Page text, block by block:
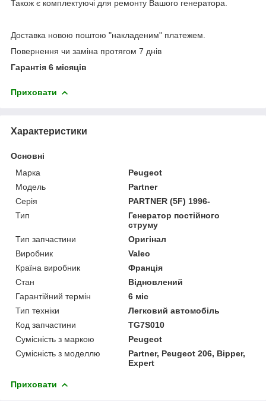
Також є комплектуючі для ремонту Вашого генератора.
Доставка новою поштою "накладеним" платежем.
Повернення чи заміна протягом 7 днів
Гарантія 6 місяців
Приховати
Характеристики
Основні
Марка
Peugeot
Модель
Partner
Серія
PARTNER (5F) 1996-
Тип
Генератор постійного
струму
Тип запчастини
Оригінал
Виробник
Valeo
Країна виробник
Франція
Стан
Відновлений
Гарантійний термін
6 міс
Тип техніки
Легковий автомобіль
Код запчастини
TG7S010
Сумісність з маркою
Peugeot
Сумісність з моделлю
Partner, Peugeot 206, Bipper,
Expert
Приховати